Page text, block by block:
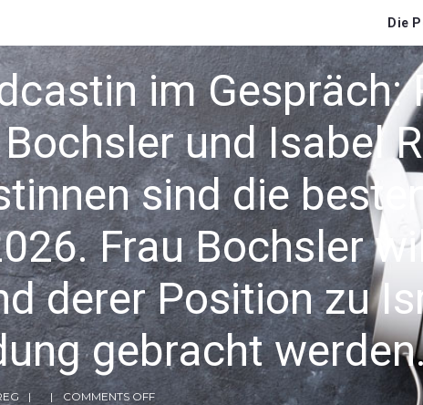
Die
im
und Isabel
sind die
Frau Bochsler
derer Position zu
gebracht
COMMENTS OFF